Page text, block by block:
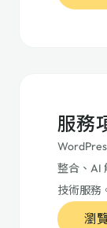
服務
整合、AI
技術服務
瀏